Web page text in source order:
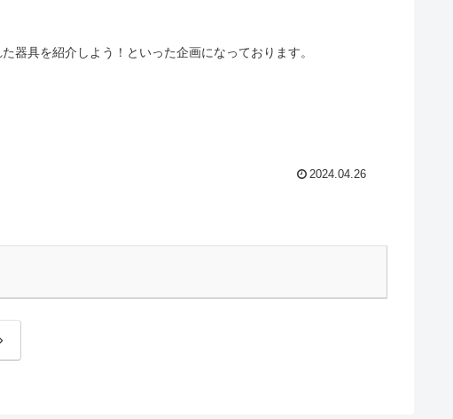
器具を紹介しよう！といった企画になっております。
2024.04.26